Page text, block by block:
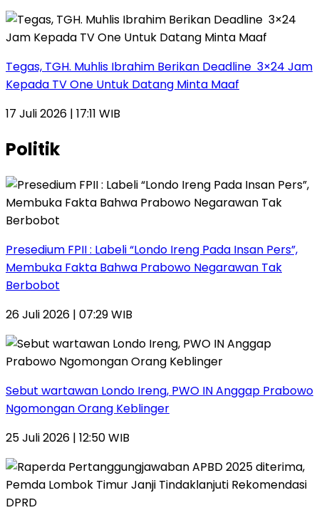
Tegas, TGH. Muhlis Ibrahim Berikan Deadline 3×24 Jam
Kepada TV One Untuk Datang Minta Maaf
17 Juli 2026 | 17:11 WIB
Politik
Presedium FPII : Labeli “Londo Ireng Pada Insan Pers”,
Membuka Fakta Bahwa Prabowo Negarawan Tak
Berbobot
26 Juli 2026 | 07:29 WIB
Sebut wartawan Londo Ireng, PWO IN Anggap Prabowo
Ngomongan Orang Keblinger
25 Juli 2026 | 12:50 WIB